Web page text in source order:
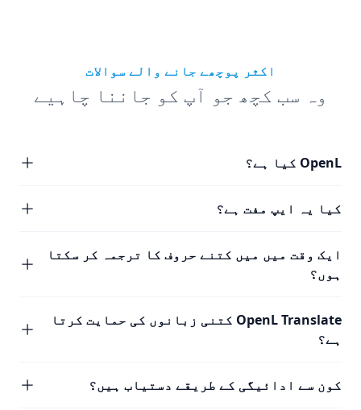
اکثر پوچھے جانے والے سوالات
وہ سب کچھ جو آپ کو جاننا چاہیے
OpenL کیا ہے؟
کیا یہ ایپ مفت ہے؟
ایک وقت میں میں کتنے حروف کا ترجمہ کر سکتا
ہوں؟
OpenL Translate کتنی زبانوں کی حمایت کرتا
ہے؟
کون سے ادائیگی کے طریقے دستیاب ہیں؟